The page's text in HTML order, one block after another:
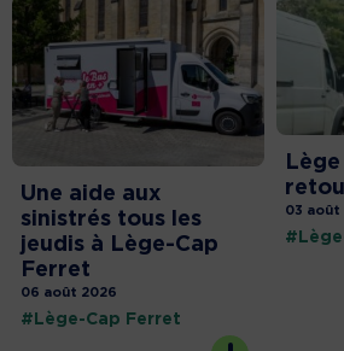
Une aide aux
sinistrés tous les
jeudis à Lège-Cap
Ferret
06 août 2026
#Lège-Cap Ferret
03 août